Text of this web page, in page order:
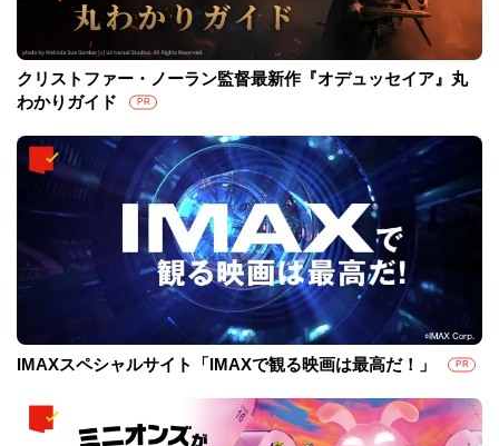
クリストファー・ノーラン監督最新作『オデュッセイア』丸
わかりガイド
PR
IMAXスペシャルサイト「IMAXで観る映画は最高だ！」 PR